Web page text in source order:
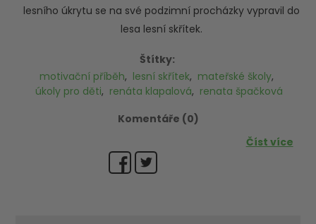
lesního úkrytu se na své podzimní procházky vypravil do
lesa lesní skřítek.
Štítky:
motivační příběh, lesní skřítek, mateřské školy,
úkoly pro děti, renáta klapalová, renata špačková
Komentáře (0)
Číst více